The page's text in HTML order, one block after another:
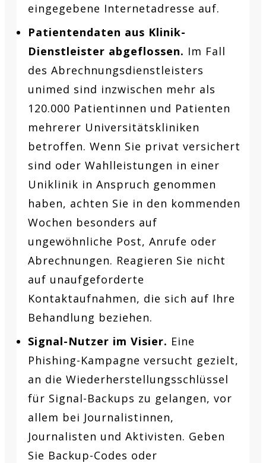
eingegebene Internetadresse auf.
Patientendaten aus Klinik-
Dienstleister abgeflossen. Im Fall
des Abrechnungsdienstleisters
unimed sind inzwischen mehr als
120.000 Patientinnen und Patienten
mehrerer Universitätskliniken
betroffen. Wenn Sie privat versichert
sind oder Wahlleistungen in einer
Uniklinik in Anspruch genommen
haben, achten Sie in den kommenden
Wochen besonders auf
ungewöhnliche Post, Anrufe oder
Abrechnungen. Reagieren Sie nicht
auf unaufgeforderte
Kontaktaufnahmen, die sich auf Ihre
Behandlung beziehen.
Signal-Nutzer im Visier. Eine
Phishing-Kampagne versucht gezielt,
an die Wiederherstellungsschlüssel
für Signal-Backups zu gelangen, vor
allem bei Journalistinnen,
Journalisten und Aktivisten. Geben
Sie Backup-Codes oder